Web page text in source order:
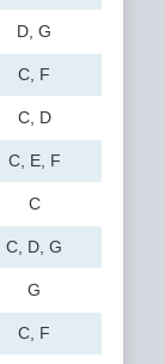
D, G
C, F
C, D
C, E, F
C
C, D, G
G
C, F